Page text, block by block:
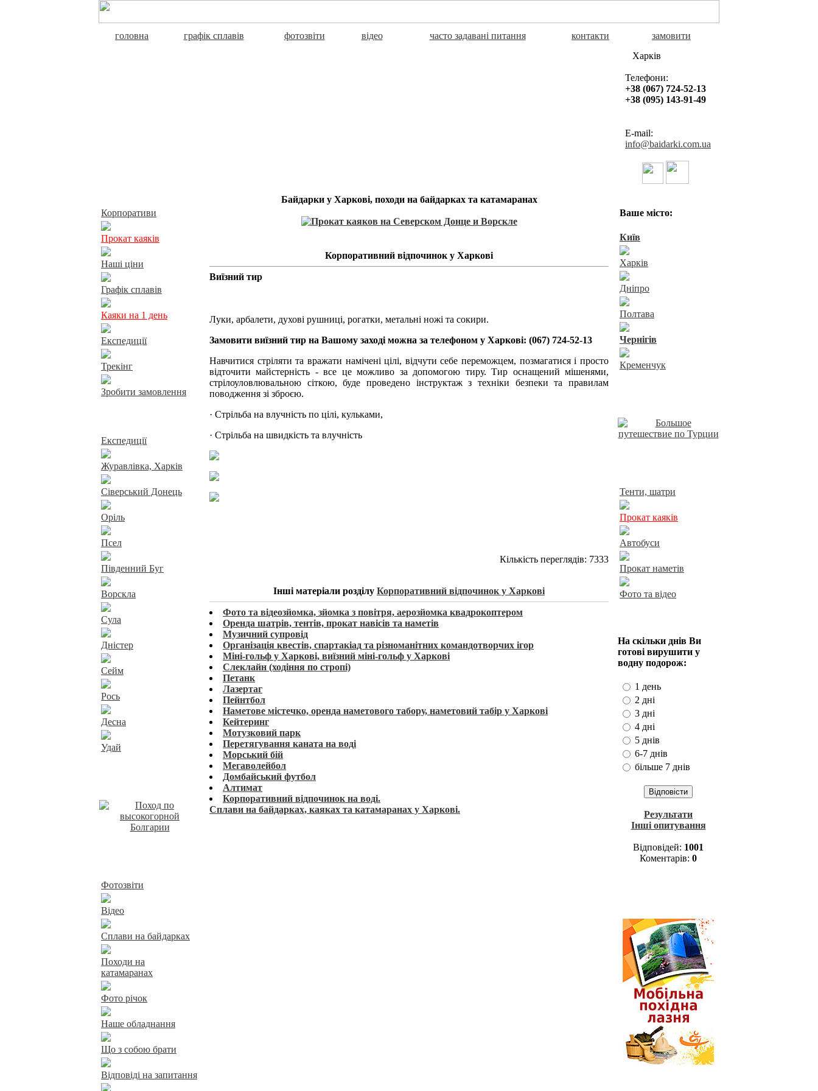
головна графік сплавів фотозвіти відео часто задавані питання контакти
замовити
Харків
Телефони:
+38 (067) 724-52-13
+38 (095) 143-91-49
E-mail:
info@baidarki.com.ua
Корпоративи
Прокат каяків
Наші ціни
Графік сплавів
Каяки на 1 день
Експедиції
Трекінг
Зробити замовлення
Експедиції
Журавлівка, Харків
Сіверський Донець
Оріль
Псел
Південний Буг
Ворскла
Сула
Дністер
Сейм
Рось
Десна
Удай
Фотозвіти
Відео
Сплави на байдарках
Походи на
катамаранах
Фото річок
Наше обладнання
Що з собою брати
Відповіді на запитання
Байдарки у Харкові, походи на байдарках та катамаранах
Корпоративний відпочинок у Харкові
Виїзний тир
Луки, арбалети, духові рушниці, рогатки, метальні ножі та сокири.
Замовити виїзний тир на Вашому заході можна за телефоном у Харкові: (067) 724-52-13
Навчитися стріляти та вражати намічені цілі, відчути себе переможцем, позмагатися і просто
відточити майстерність - все це можливо за допомогою тиру. Тир оснащений мішенями,
стрілоуловлювальною сіткою, буде проведено інструктаж з техніки безпеки та правилам
поводження зі зброєю.
· Стрільба на влучність по цілі, кульками,
· Стрільба на швидкість та влучність
Кількість переглядів: 7333
Інші матеріали розділу Корпоративний відпочинок у Харкові
Фото та відеозйомка, зйомка з повітря, аерозйомка квадрокоптером
Оренда шатрів, тентів, прокат навісів та наметів
Музичний супровід
Організація квестів, спартакіад та різноманітних командотворчих ігор
Міні-гольф у Харкові, виїзний міні-гольф у Харкові
Слеклайн (ходіння по стропі)
Петанк
Лазертаг
Пейнтбол
Наметове містечко, оренда наметового табору, наметовий табір у Харкові
Кейтеринг
Мотузковий парк
Перетягування каната на воді
Морський бій
Мегаволейбол
Домбайський футбол
Алтимат
Корпоративний відпочинок на воді.
Сплави на байдарках, каяках та катамаранах у Харкові.
Ваше місто:
Київ
Харків
Дніпро
Полтава
Чернiгiв
Кременчук
Тенти, шатри
Прокат каяків
Автобуси
Прокат наметів
Фото та відео
На скільки днів Ви
готові вирушити у
водну подорож:
1 день
2 дні
3 дні
4 дні
5 днів
6-7 днів
більше 7 днів
Результати
Інші опитування
Відповідей: 1001
Коментарів: 0